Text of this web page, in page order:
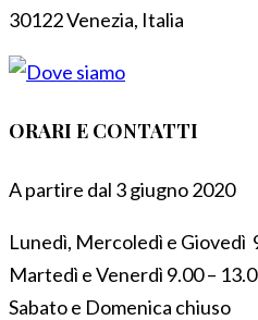
30122 Venezia, Italia
ORARI E CONTATTI
A partire dal 3 giugno 2020
Lunedì, Mercoledì e Giovedì
Martedì e Venerdì 9.00 –
Sabato e Domenica chiuso